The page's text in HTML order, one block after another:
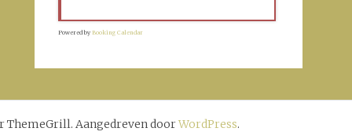
Powered by Booking Calendar
ThemeGrill. Aangedreven doorWordPress.